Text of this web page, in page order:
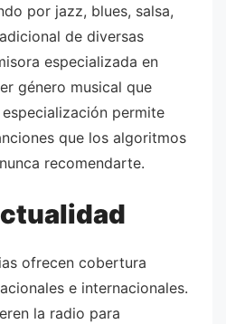
por jazz, blues, salsa,
de diversas
especializada en
género musical que
permite
que los algoritmos
recomendarte.
ofrecen cobertura
e internacionales.
la radio para